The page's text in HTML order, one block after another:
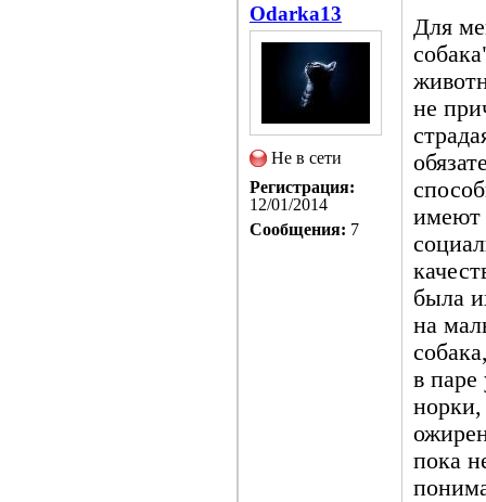
Odarka13
Не в сети
Регистрация:
12/01/2014
Сообщения: 7
Для
не
имеют
была
на
в паре
норки,
пока